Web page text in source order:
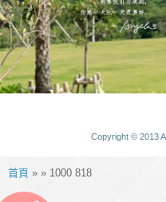
Copyright © 2013
首頁 » » 1000 818